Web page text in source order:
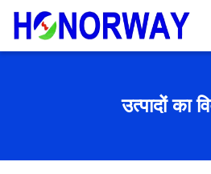
उत्पादों का